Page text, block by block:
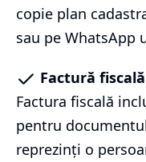
copie plan
sau pe WhatsApp
Factură fiscală
Factura fiscală
pentru
reprezinți o